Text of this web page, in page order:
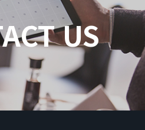
US